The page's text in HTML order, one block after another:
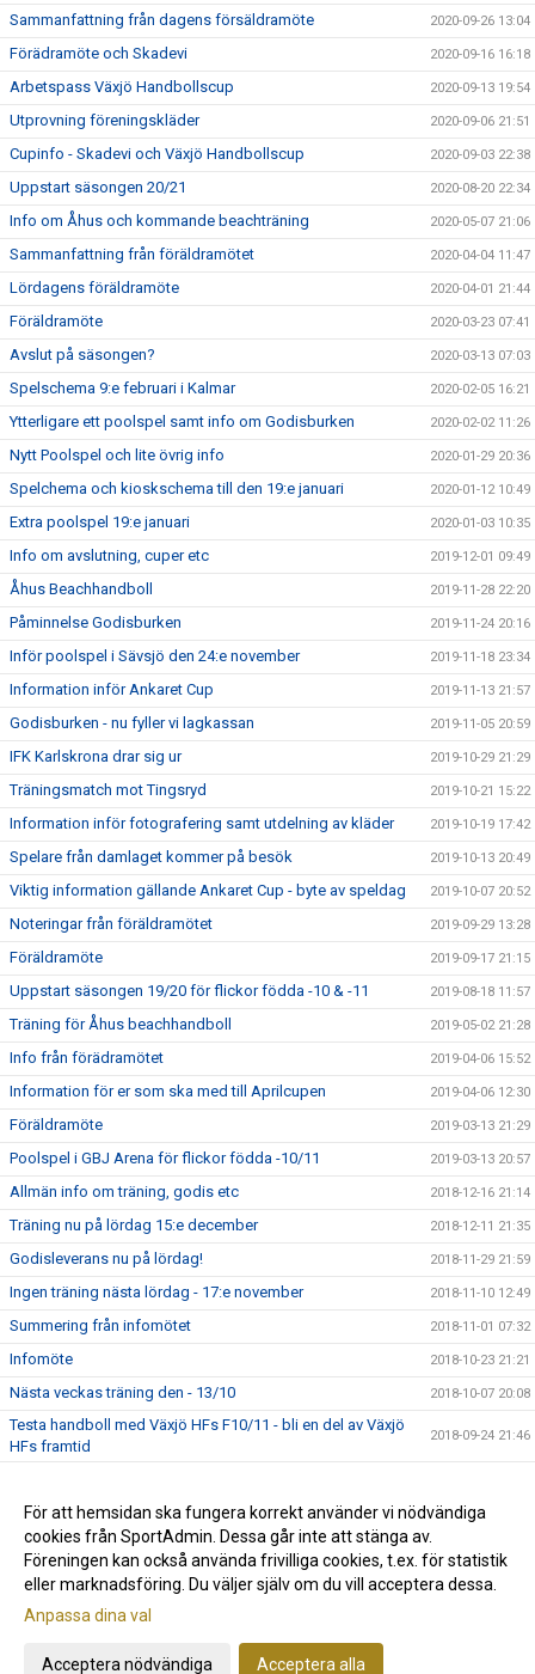
Sammanfattning från dagens försäldramöte 2020-09-26 13:04
Förädramöte och Skadevi 2020-09-16 16:18
Arbetspass Växjö Handbollscup 2020-09-13 19:54
Utprovning föreningskläder 2020-09-06 21:51
Cupinfo - Skadevi och Växjö Handbollscup 2020-09-03 22:38
Uppstart säsongen 20/21 2020-08-20 22:34
Info om Åhus och kommande beachträning 2020-05-07 21:06
Sammanfattning från föräldramötet 2020-04-04 11:47
Lördagens föräldramöte 2020-04-01 21:44
Föräldramöte 2020-03-23 07:41
Avslut på säsongen? 2020-03-13 07:03
Spelschema 9:e februari i Kalmar 2020-02-05 16:21
Ytterligare ett poolspel samt info om Godisburken 2020-02-02 11:26
Nytt Poolspel och lite övrig info 2020-01-29 20:36
Spelchema och kioskschema till den 19:e januari 2020-01-12 10:49
Extra poolspel 19:e januari 2020-01-03 10:35
Info om avslutning, cuper etc 2019-12-01 09:49
Åhus Beachhandboll 2019-11-28 22:20
Påminnelse Godisburken 2019-11-24 20:16
Inför poolspel i Sävsjö den 24:e november 2019-11-18 23:34
Information inför Ankaret Cup 2019-11-13 21:57
Godisburken - nu fyller vi lagkassan 2019-11-05 20:59
IFK Karlskrona drar sig ur 2019-10-29 21:29
Träningsmatch mot Tingsryd 2019-10-21 15:22
Information inför fotografering samt utdelning av kläder 2019-10-19 17:42
Spelare från damlaget kommer på besök 2019-10-13 20:49
Viktig information gällande Ankaret Cup - byte av speldag 2019-10-07 20:52
Noteringar från föräldramötet 2019-09-29 13:28
Föräldramöte 2019-09-17 21:15
Uppstart säsongen 19/20 för flickor födda -10 & -11 2019-08-18 11:57
Träning för Åhus beachhandboll 2019-05-02 21:28
Info från förädramötet 2019-04-06 15:52
Information för er som ska med till Aprilcupen 2019-04-06 12:30
Föräldramöte 2019-03-13 21:29
Poolspel i GBJ Arena för flickor födda -10/11 2019-03-13 20:57
Allmän info om träning, godis etc 2018-12-16 21:14
Träning nu på lördag 15:e december 2018-12-11 21:35
Godisleverans nu på lördag! 2018-11-29 21:59
Ingen träning nästa lördag - 17:e november 2018-11-10 12:49
Summering från infomötet 2018-11-01 07:32
Infomöte 2018-10-23 21:21
Nästa veckas träning den - 13/10 2018-10-07 20:08
Testa handboll med Växjö HFs F10/11 - bli en del av Växjö
HFs framtid
2018-09-24 21:46
Föräldramöte 2018-09-16 14:16
Nu startar vi upp säsongen 2018-2019 2018-08-27 20:10
Gå till Webbversion
För att hemsidan ska fungera korrekt använder vi nödvändiga
cookies från SportAdmin. Dessa går inte att stänga av.
Föreningen kan också använda frivilliga cookies, t.ex. för statistik
eller marknadsföring. Du väljer själv om du vill acceptera dessa.
Anpassa dina val
Acceptera nödvändiga Acceptera alla